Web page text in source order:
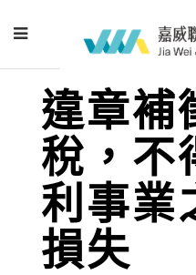
違章補
稅，不
利事業
損失